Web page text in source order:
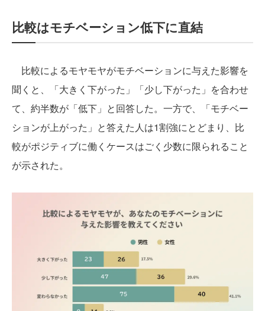
比較はモチベーション低下に直結
比較によるモヤモヤがモチベーションに与えた影響を
聞くと、「大きく下がった」「少し下がった」を合わせ
て、約半数が「低下」と回答した。一方で、「モチベー
ションが上がった」と答えた人は1割強にとどまり、比
較がポジティブに働くケースはごく少数に限られること
が示された。